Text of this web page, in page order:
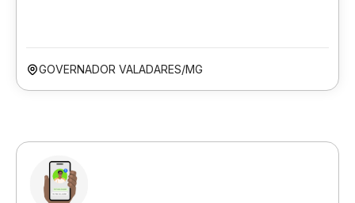
GOVERNADOR VALADARES/MG